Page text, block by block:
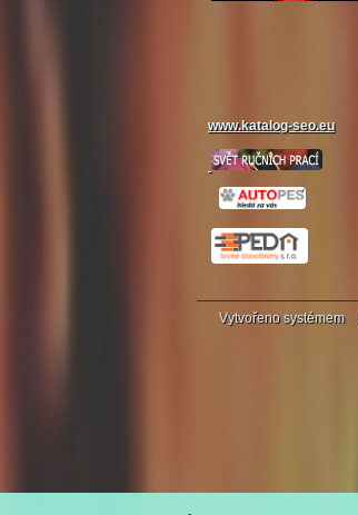
www.katalog-seo.eu
Vytvořeno systémem